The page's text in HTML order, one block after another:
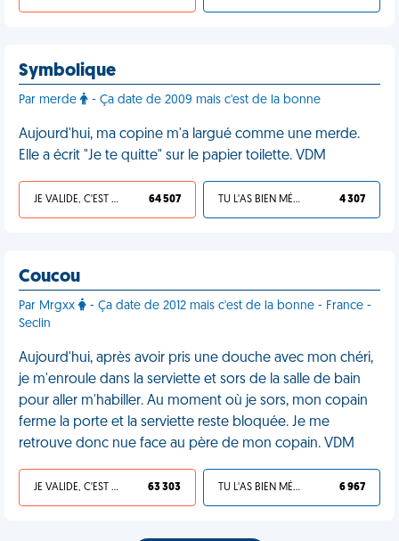
Symbolique
Par merde - Ça date de 2009 mais c'est de la bonne
Aujourd'hui, ma copine m'a largué comme une merde.
Elle a écrit "Je te quitte" sur le papier toilette. VDM
JE VALIDE, C'EST UNE VDM 64 507 TU L'AS BIEN MÉRITÉ 4 307
Coucou
Par Mrgxx
- Ça date de 2012 mais c'est de la bonne - France -
Seclin
Aujourd'hui, après avoir pris une douche avec mon chéri,
je m'enroule dans la serviette et sors de la salle de bain
pour aller m'habiller. Au moment où je sors, mon copain
ferme la porte et la serviette reste bloquée. Je me
retrouve donc nue face au père de mon copain. VDM
JE VALIDE, C'EST UNE VDM 63 303 TU L'AS BIEN MÉRITÉ 6 967